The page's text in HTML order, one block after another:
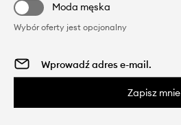
Moda męska
Wybór oferty jest opcjonalny
Zapisz mnie